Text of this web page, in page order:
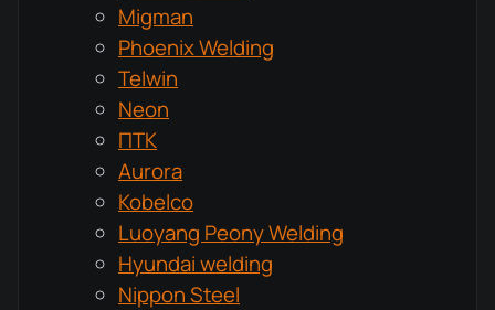
Migman
Phoenix Welding
Telwin
Neon
ПТК
Aurora
Kobelco
Luoyang Peony Welding
Hyundai welding
Nippon Steel